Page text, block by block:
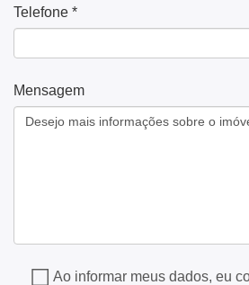
Telefone *
Mensagem
Ao informar meus dados, eu